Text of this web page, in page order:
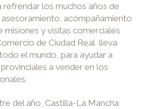
refrendar los muchos años de
acompañamiento
misiones y visitas comerciales
de Ciudad Real lleva
el mundo, para ayudar a
a vender en los
del año, Castilla-La Mancha